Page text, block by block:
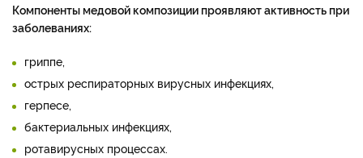
Компоненты медовой композиции проявляют активность при
заболеваниях:
гриппе,
острых респираторных вирусных инфекциях,
герпесе,
бактериальных инфекциях,
ротавирусных процессах.